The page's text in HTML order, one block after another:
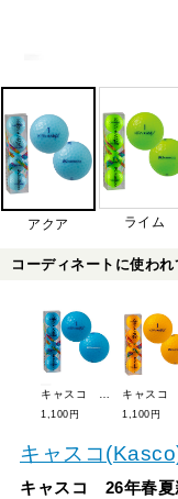
アクア ライム
コーディネートに使わ
1,100円 1,100円
キャスコ
キャスコ 26年春